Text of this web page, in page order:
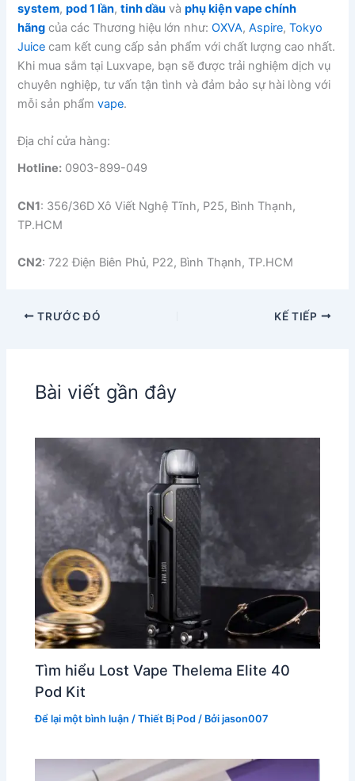
system,pod 1 lần,tinh dầu vàphụ kiện vape chính
hãng của các Thương hiệu lớn như:OXVA,Aspire,Tokyo
Juice cam kết cung cấp sản phẩm với chất lượng cao nhất.
Khi mua sắm tại Luxvape, bạn sẽ được trải nghiệm dịch vụ
chuyên nghiệp, tư vấn tận tình và đảm bảo sự hài lòng với
mỗi sản phẩmvape.
Địa chỉ cửa hàng:
Hotline: 0903-899-049
CN1: 356/36D Xô Viết Nghệ Tĩnh, P25, Bình Thạnh,
TP.HCM
CN2: 722 Điện Biên Phủ, P22, Bình Thạnh, TP.HCM
TRƯỚC ĐÓ KẾ TIẾP
Bài viết gần đây
Tìm hiểu Lost Vape Thelema Elite 40
Pod Kit
Để lại một bình luận /Thiết Bị Pod / Bởijason007